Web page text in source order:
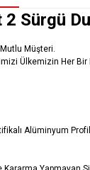
Sürgü
Müşteri.
Ülkemizin Her Bir
Alüminyum